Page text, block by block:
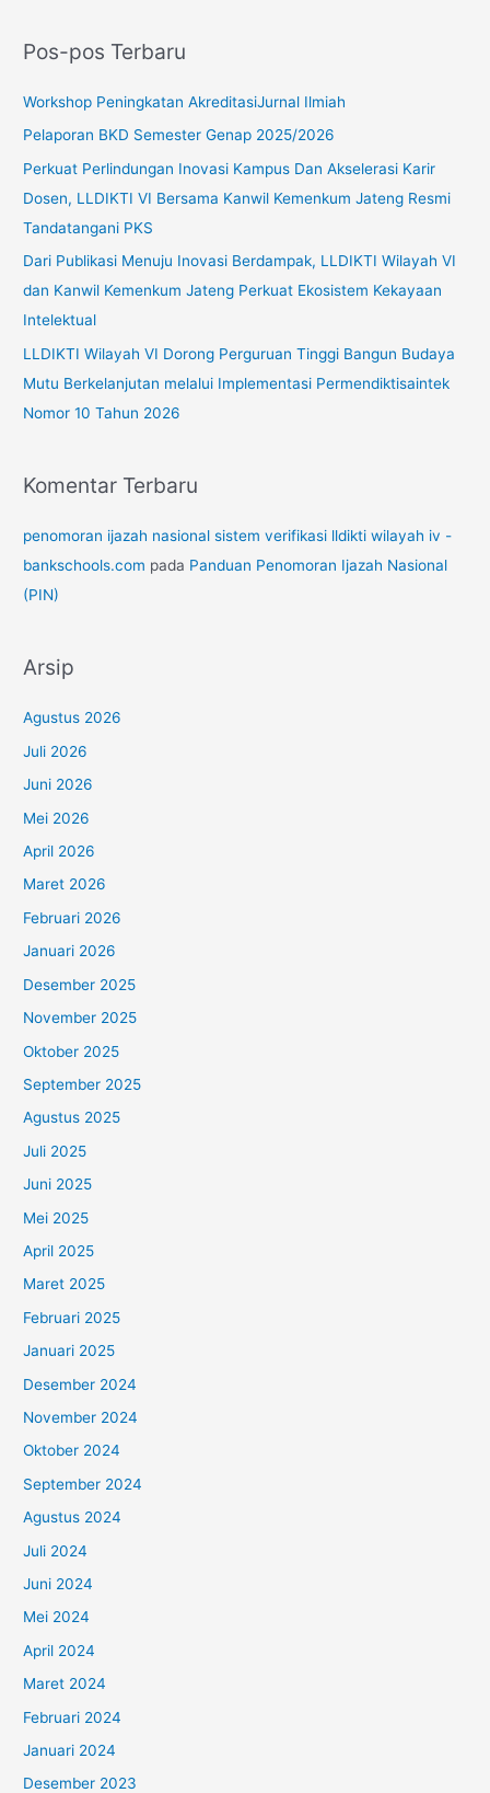
i
u
k
:
Pos-pos Terbaru
Workshop Peningkatan AkreditasiJurnal Ilmiah
Pelaporan BKD Semester Genap 2025/2026
Perkuat Perlindungan Inovasi Kampus Dan Akselerasi Karir
Dosen, LLDIKTI VI Bersama Kanwil Kemenkum Jateng Resmi
Tandatangani PKS
Dari Publikasi Menuju Inovasi Berdampak, LLDIKTI Wilayah VI
dan Kanwil Kemenkum Jateng Perkuat Ekosistem Kekayaan
Intelektual
LLDIKTI Wilayah VI Dorong Perguruan Tinggi Bangun Budaya
Mutu Berkelanjutan melalui Implementasi Permendiktisaintek
Nomor 10 Tahun 2026
Komentar Terbaru
penomoran ijazah nasional sistem verifikasi lldikti wilayah iv -
bankschools.com pada Panduan Penomoran Ijazah Nasional
(PIN)
Arsip
Agustus 2026
Juli 2026
Juni 2026
Mei 2026
April 2026
Maret 2026
Februari 2026
Januari 2026
Desember 2025
November 2025
Oktober 2025
September 2025
Agustus 2025
Juli 2025
Juni 2025
Mei 2025
April 2025
Maret 2025
Februari 2025
Januari 2025
Desember 2024
November 2024
Oktober 2024
September 2024
Agustus 2024
Juli 2024
Juni 2024
Mei 2024
April 2024
Maret 2024
Februari 2024
Januari 2024
Desember 2023